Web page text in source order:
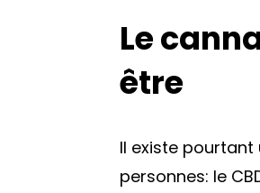
Le
être
Il existe
personnes: le